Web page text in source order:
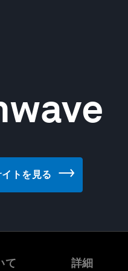
トを見る
て 詳細